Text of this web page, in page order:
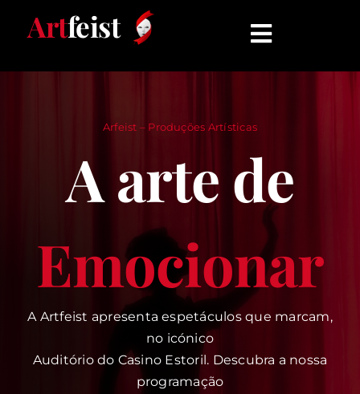
Artfeist
Toggle
ESPETÁCULOS
QUEM SOMOS
Arfeist – Produções Artísticas
A arte de
Emocionar
A Artfeist apresenta espetáculos que marcam,
no icónico
Auditório do Casino Estoril. Descubra a nossa
programação